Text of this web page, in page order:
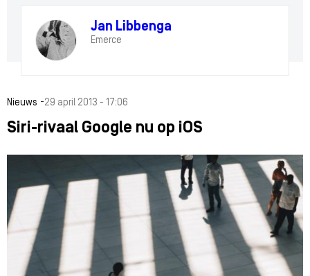
Jan Libbenga
Emerce
Nieuws -29 april 2013 - 17:06
Siri-rivaal Google nu op iOS